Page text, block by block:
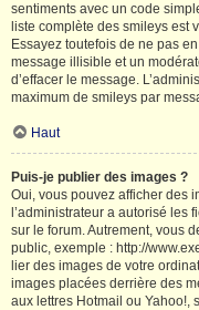
sentiments avec un code
liste complète des smileys est
Essayez toutefois de ne pas
message illisible et un
d’effacer le message.
maximum de smileys par
Haut
Puis-je publier des images ?
Oui, vous pouvez afficher des
l’administrateur a autorisé les
sur le forum. Autrement, vous
public, exemple : http://
lier des images de votre
images placées derrière des
aux lettres Hotmail ou Yahoo!,